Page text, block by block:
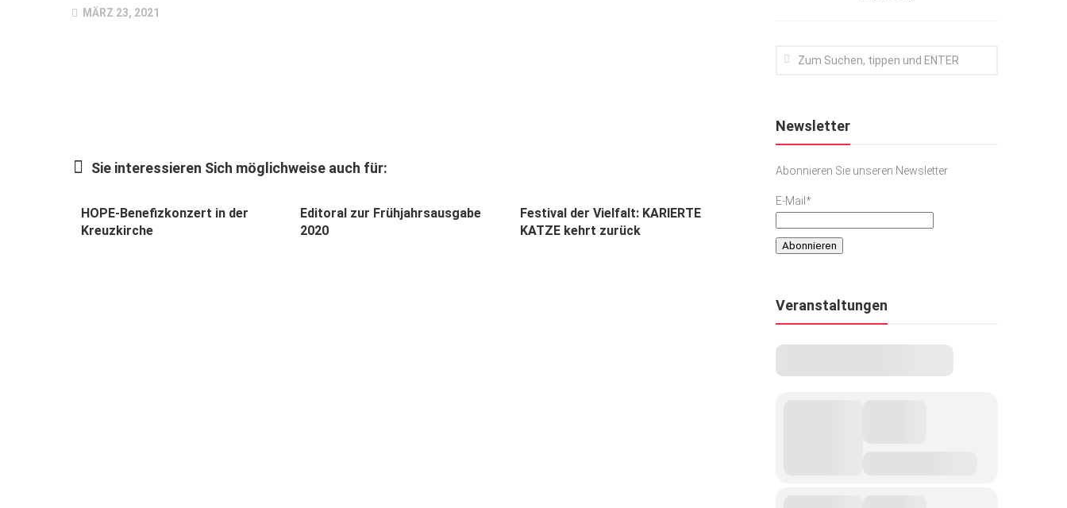
MÄRZ 23, 2021
Sie interessieren Sich möglichweise auch für:
HOPE-Benefizkonzert in der
Kreuzkirche
Editoral zur Frühjahrsausgabe
2020
Festival der Vielfalt: KARIERTE
KATZE kehrt zurück
Newsletter
Abonnieren Sie unseren Newsletter
E-Mail*
Veranstaltungen